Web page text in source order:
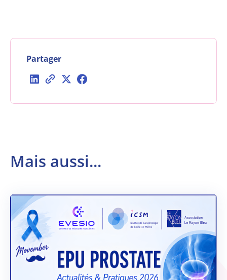
Partager
Mais aussi...